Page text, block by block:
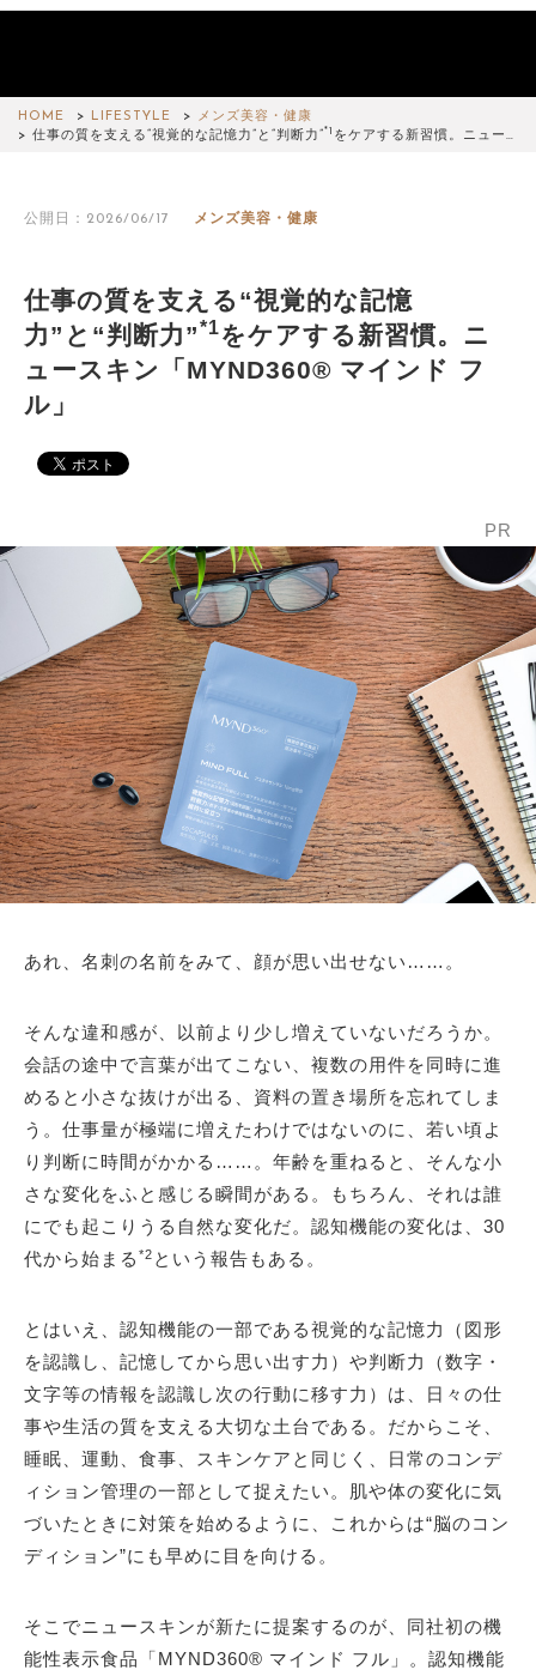
HOME LIFESTYLE
メンズ美容・健康
仕事の質を支える“視覚的な記憶力”と“判断力”*1 をケアする新習慣。ニュー…
公開日：2026/06/17 メンズ美容・健康
仕事の質を支える“視覚的な記憶
力”と“判断力”*1をケアする新習慣。ニ
ュースキン「MYND360® マインド フ
ル」
PR
あれ、名刺の名前をみて、顔が思い出せない……。
そんな違和感が、以前より少し増えていないだろうか。
会話の途中で言葉が出てこない、複数の用件を同時に進
めると小さな抜けが出る、資料の置き場所を忘れてしま
う。仕事量が極端に増えたわけではないのに、若い頃よ
り判断に時間がかかる……。年齢を重ねると、そんな小
さな変化をふと感じる瞬間がある。もちろん、それは誰
にでも起こりうる自然な変化だ。認知機能の変化は、30
代から始まる *2 という報告もある。
とはいえ、認知機能の一部である視覚的な記憶力（図形
を認識し、記憶してから思い出す力）や判断力（数字・
文字等の情報を認識し次の行動に移す力）は、日々の仕
事や生活の質を支える大切な土台である。だからこそ、
睡眠、運動、食事、スキンケアと同じく、日常のコンデ
ィション管理の一部として捉えたい。肌や体の変化に気
づいたときに対策を始めるように、これからは“脳のコン
ディション”にも早めに目を向ける。
そこでニュースキンが新たに提案するのが、同社初の機
能性表示食品「MYND360® マインド フル」。認知機能